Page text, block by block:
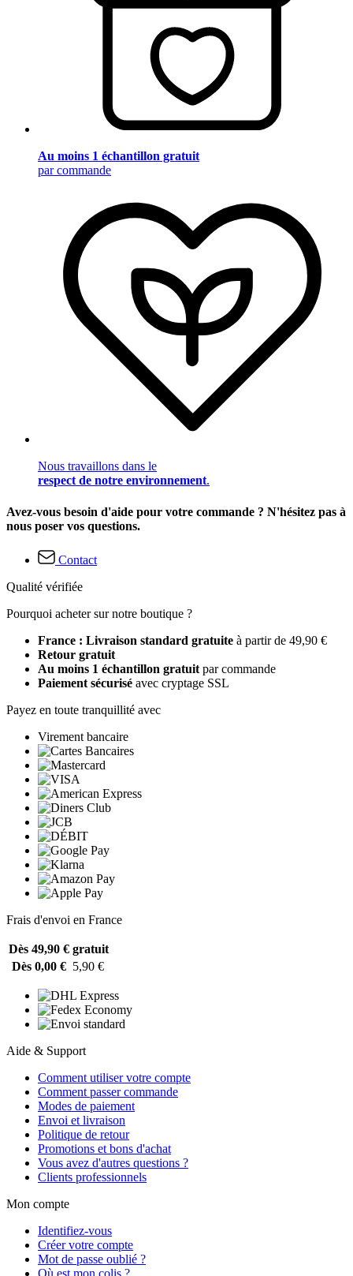
Au moins 1 échantillon gratuit
par commande
Nous travaillons dans le
respect de notre environnement.
Avez-vous besoin d'aide pour votre commande ? N'hésitez pas à
nous poser vos questions.
Contact
Qualité vérifiée
Pourquoi acheter sur notre boutique ?
France : Livraison standard gratuite à partir de 49,90 €
Retour gratuit
Au moins 1 échantillon gratuit par commande
Paiement sécurisé avec cryptage SSL
Payez en toute tranquillité avec
Virement bancaire
Frais d'envoi en France
Dès 49,90 € gratuit
Dès 0,00 € 5,90 €
Aide & Support
Comment utiliser votre compte
Comment passer commande
Modes de paiement
Envoi et livraison
Politique de retour
Promotions et bons d'achat
Vous avez d'autres questions ?
Clients professionnels
Mon compte
Identifiez-vous
Créer votre compte
Mot de passe oublié ?
Où est mon colis ?